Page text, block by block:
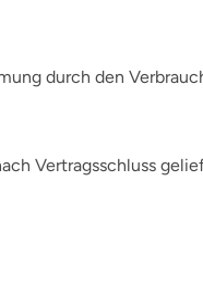
durch den
Vertragsschluss